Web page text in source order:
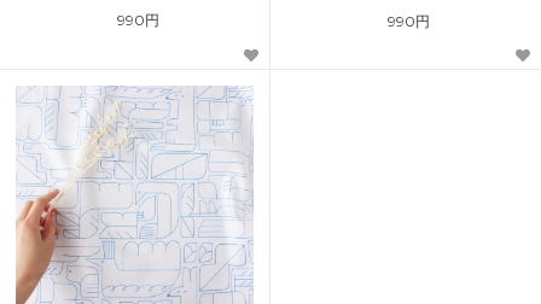
990円 990円